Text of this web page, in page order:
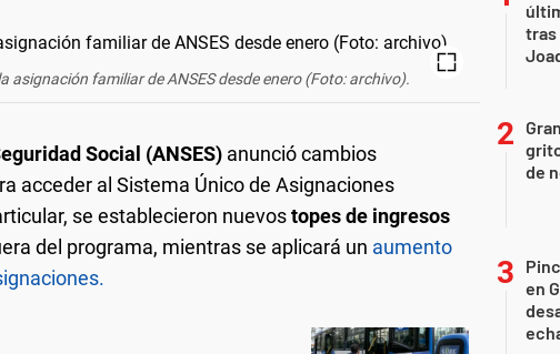
asignación familiar de ANSES desde enero (Foto: archivo).
Social (ANSES) anunció cambios
acceder al Sistema Único de Asignaciones
se establecieron nuevostopes de ingresos
del programa, mientras se aplicará un aumento
tras
de
en